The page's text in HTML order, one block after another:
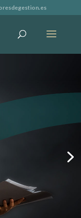
y comprometido